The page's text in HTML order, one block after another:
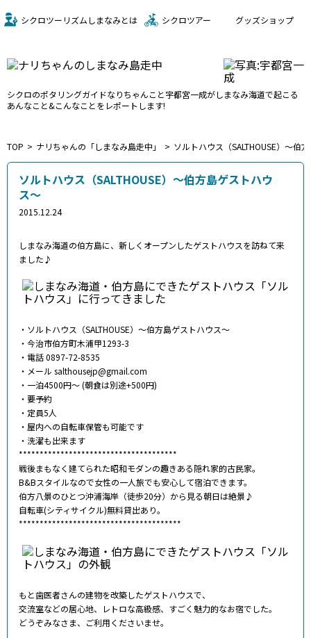
シクロツーリズムしまなみとは シクロツアー グッズショップ
シクロのポタリングガイドなりちゃんこと宇都宮一成がしまなみ海道で起こる
あんなこと&こんなことをレポートします!
TOP ナリちゃんの「しまなみ島走中」 ソルトハウス（SALTHOUSE）〜伯
ソルトハウス（SALTHOUSE）〜伯方島ゲストハウ
ス〜
2015.12.24
しまなみ海道の伯方島に、新しくオープンしたゲストハウスを訪ねて来
ました♪
・ソルトハウス（SALTHOUSE）〜伯方島ゲストハウス〜
・今治市伯方町木浦甲1293-3
・電話️ 0897-72-8535
・メール salthousejp@gmail.com
・一泊4500円～ (朝食は別途+500円)
・要予約
・定員5人
・屋内への自転車保管も可能です
・洗濯も出来ます
**************************************
戦後まもなく建てられた昭和モダンの趣きある隠れ家的古民家。
B&Bスタイルなので女性の一人旅でも安心して宿泊できます。
伯方八景のひとつ沖浦海岸（徒歩20分）から見る朝日は絶景♪
自転車(シティサイクル)無料貸出あり。
***************************************
もと歯医者さんの建物を改築したゲストハウスで、
交流室などの居心地、レトロな高級感、すごく魅力的なお宿でした。
どうぞみなさま、ご利用くださいませ。